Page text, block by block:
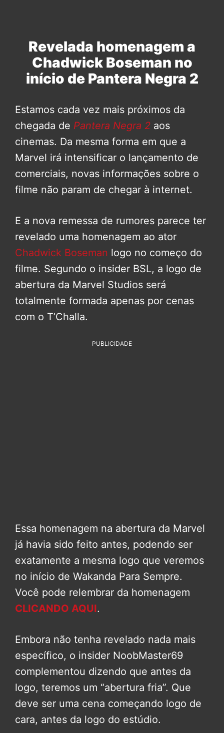
Revelada homenagem a
Chadwick Boseman no
início de Pantera Negra 2
Estamos cada vez mais próximos da
chegada de Pantera Negra 2 aos
cinemas. Da mesma forma em que a
Marvel irá intensificar o lançamento de
comerciais, novas informações sobre o
filme não param de chegar à internet.
E a nova remessa de rumores parece ter
revelado uma homenagem ao ator
Chadwick Boseman logo no começo do
filme. Segundo o insider BSL, a logo de
abertura da Marvel Studios será
totalmente formada apenas por cenas
com o T’Challa.
PUBLICIDADE
Essa homenagem na abertura da Marvel
já havia sido feito antes, podendo ser
exatamente a mesma logo que veremos
no início de Wakanda Para Sempre.
Você pode relembrar da homenagem
CLICANDO AQUI.
Embora não tenha revelado nada mais
específico, o insider NoobMaster69
complementou dizendo que antes da
logo, teremos um “abertura fria”. Que
deve ser uma cena começando logo de
cara, antes da logo do estúdio.